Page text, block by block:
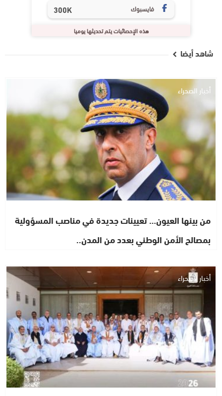
فايسبوك 300K
هذه الإحصائيات يتم تحديثها يوميا
شاهد أيضا
أخبار الصحراء
من بينها العيون… تعيينات جديدة في مناصب المسؤولية
بمصالح الأمن الوطني بعدد من المدن..
أخبار الصحراء